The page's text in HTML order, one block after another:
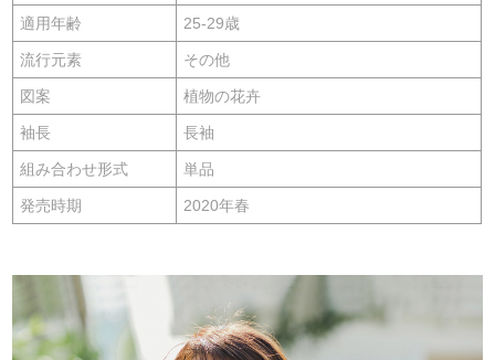
適用年齢 25-29歳
流行元素 その他
図案 植物の花卉
袖長 長袖
組み合わせ形式 単品
発売時期 2020年春